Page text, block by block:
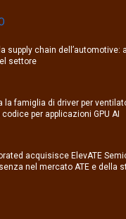
supply chain dell’automotive:
settore
la famiglia di driver per
per applicazioni GPU AI
acquisisce ElevATE
nel mercato ATE e della